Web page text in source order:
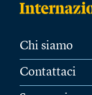
Chi siamo
Contattaci